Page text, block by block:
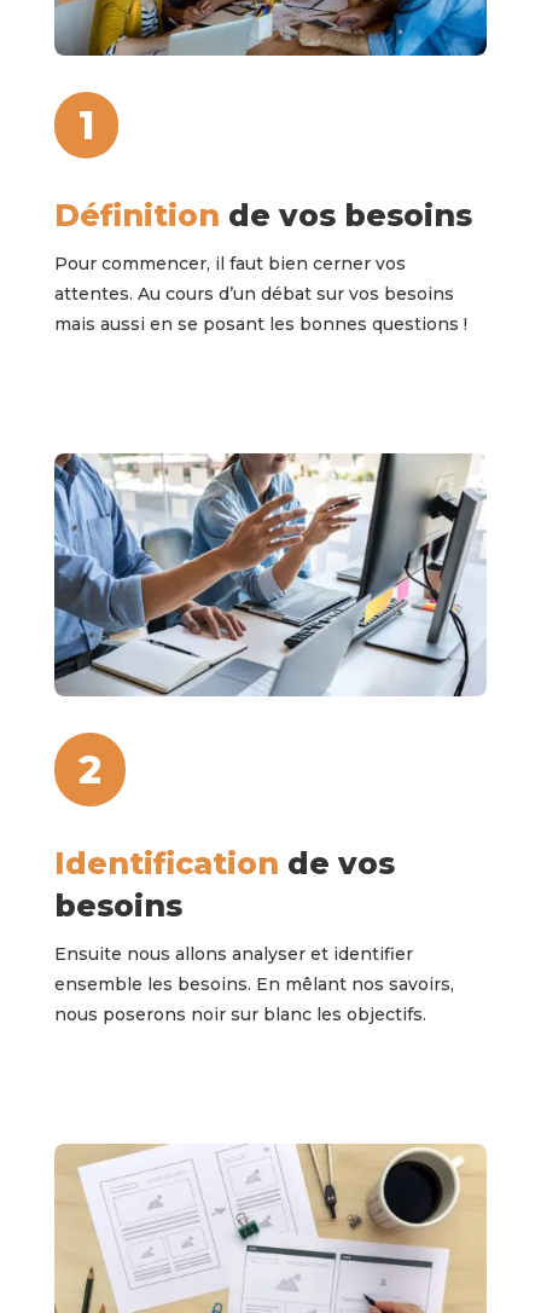
1
Définition de vos besoins
Pour commencer, il faut bien cerner vos
attentes. Au cours d’un débat sur vos besoins
mais aussi en se posant les bonnes questions !
2
Identification de vos
besoins
Ensuite nous allons analyser et identifier
ensemble les besoins. En mêlant nos savoirs,
nous poserons noir sur blanc les objectifs.